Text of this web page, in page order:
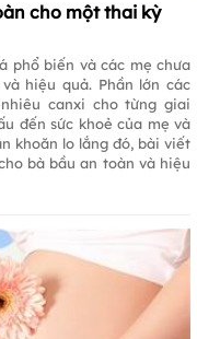
cho một thai kỳ
phổ biến và các mẹ chưa
hiệu quả. Phần lớn các
canxi cho từng giai
đến sức khoẻ của mẹ và
khoăn lo lắng đó, bài viết
bà bầu an toàn và hiệu